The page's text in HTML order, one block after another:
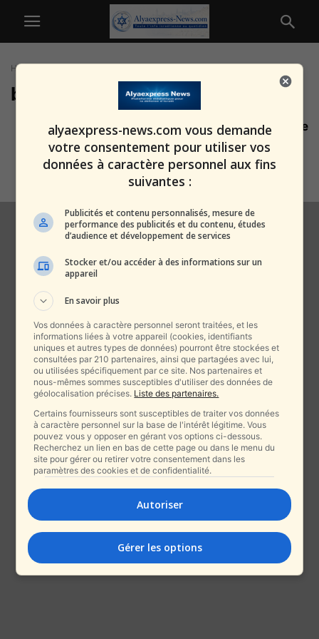
Home
brigade blindée 7
Enregistrements révélés : l’ultime
combat du capitaine Omer
Neutra le 7...
alxprss_sab
alyaexpress-news.com vous demande
votre consentement pour utiliser vos
données à caractère personnel aux fins
suivantes :
Publicités et contenu personnalisés, mesure de
performance des publicités et du contenu, études
d’audience et développement de services
Stocker et/ou accéder à des informations sur un
appareil
En savoir plus
Vos données à caractère personnel seront traitées, et les
informations liées à votre appareil (cookies, identifiants
uniques et autres types de données) pourront être stockées et
consultées par 210 partenaires, ainsi que partagées avec lui,
ou utilisées spécifiquement par ce site. Nos partenaires et
nous-mêmes sommes susceptibles d'utiliser des données de
géolocalisation précises. Liste des partenaires.
Certains fournisseurs sont susceptibles de traiter vos données
à caractère personnel sur la base de l'intérêt légitime. Vous
pouvez vous y opposer en gérant vos options ci-dessous.
Recherchez un lien en bas de cette page ou dans le menu du
site pour gérer ou retirer votre consentement dans les
paramètres des cookies et de confidentialité.
Autoriser
Gérer les options